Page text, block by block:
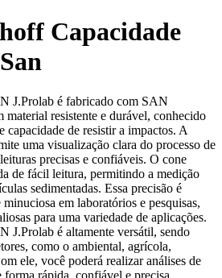
Capacidade
J.Prolab é fabricado com SAN
resistente e durável, conhecido
capacidade de resistir a impactos. A
uma visualização clara do processo de
precisas e confiáveis. O cone
de fácil leitura, permitindo a medição
sedimentadas. Essa precisão é
em laboratórios e pesquisas,
para uma variedade de aplicações.
J.Prolab é altamente versátil, sendo
como o ambiental, agrícola,
ele, você poderá realizar análises de
rápida, confiável e precisa.